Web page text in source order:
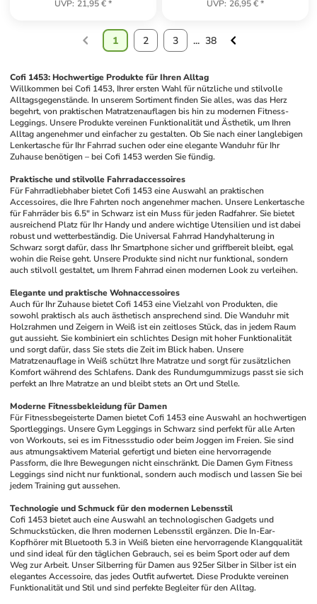
UVP: 21,95 €* UVP: 26,95 €*
1 2 3 ... 38
Cofi 1453: Hochwertige Produkte für Ihren Alltag
Willkommen bei Cofi 1453, Ihrer ersten Wahl für nützliche und stilvolle
Alltagsgegenstände. In unserem Sortiment finden Sie alles, was das Herz
begehrt, von praktischen Matratzenauflagen bis hin zu modernen Fitness-
Leggings. Unsere Produkte vereinen Funktionalität und Ästhetik, um Ihren
Alltag angenehmer und einfacher zu gestalten. Ob Sie nach einer langlebigen
Lenkertasche für Ihr Fahrrad suchen oder eine elegante Wanduhr für Ihr
Zuhause benötigen – bei Cofi 1453 werden Sie fündig.
Praktische und stilvolle Fahrradaccessoires
Für Fahrradliebhaber bietet Cofi 1453 eine Auswahl an praktischen
Accessoires, die Ihre Fahrten noch angenehmer machen. Unsere Lenkertasche
für Fahrräder bis 6.5" in Schwarz ist ein Muss für jeden Radfahrer. Sie bietet
ausreichend Platz für Ihr Handy und andere wichtige Utensilien und ist dabei
robust und wetterbeständig. Die Universal Fahrrad Handyhalterung in
Schwarz sorgt dafür, dass Ihr Smartphone sicher und griffbereit bleibt, egal
wohin die Reise geht. Unsere Produkte sind nicht nur funktional, sondern
auch stilvoll gestaltet, um Ihrem Fahrrad einen modernen Look zu verleihen.
Elegante und praktische Wohnaccessoires
Auch für Ihr Zuhause bietet Cofi 1453 eine Vielzahl von Produkten, die
sowohl praktisch als auch ästhetisch ansprechend sind. Die Wanduhr mit
Holzrahmen und Zeigern in Weiß ist ein zeitloses Stück, das in jedem Raum
gut aussieht. Sie kombiniert ein schlichtes Design mit hoher Funktionalität
und sorgt dafür, dass Sie stets die Zeit im Blick haben. Unsere
Matratzenauflage in Weiß schützt Ihre Matratze und sorgt für zusätzlichen
Komfort während des Schlafens. Dank des Rundumgummizugs passt sie sich
perfekt an Ihre Matratze an und bleibt stets an Ort und Stelle.
Moderne Fitnessbekleidung für Damen
Für Fitnessbegeisterte Damen bietet Cofi 1453 eine Auswahl an hochwertigen
Sportleggings. Unsere Gym Leggings in Schwarz sind perfekt für alle Arten
von Workouts, sei es im Fitnessstudio oder beim Joggen im Freien. Sie sind
aus atmungsaktivem Material gefertigt und bieten eine hervorragende
Passform, die Ihre Bewegungen nicht einschränkt. Die Damen Gym Fitness
Leggings sind nicht nur funktional, sondern auch modisch und lassen Sie bei
jedem Training gut aussehen.
Technologie und Schmuck für den modernen Lebensstil
Cofi 1453 bietet auch eine Auswahl an technologischen Gadgets und
Schmuckstücken, die Ihren modernen Lebensstil ergänzen. Die In-Ear-
Kopfhörer mit Bluetooth 5.3 in Weiß bieten eine hervorragende Klangqualität
und sind ideal für den täglichen Gebrauch, sei es beim Sport oder auf dem
Weg zur Arbeit. Unser Silberring für Damen aus 925er Silber in Silber ist ein
elegantes Accessoire, das jedes Outfit aufwertet. Diese Produkte vereinen
Funktionalität und Stil und sind perfekte Begleiter für den Alltag.